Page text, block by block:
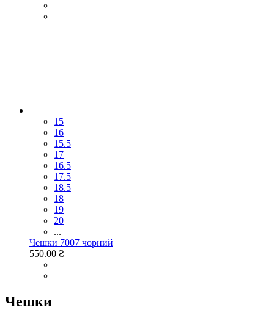
15
16
15.5
17
16.5
17.5
18.5
18
19
20
...
Чешки 7007 чорний
550.00 ₴
Чешки